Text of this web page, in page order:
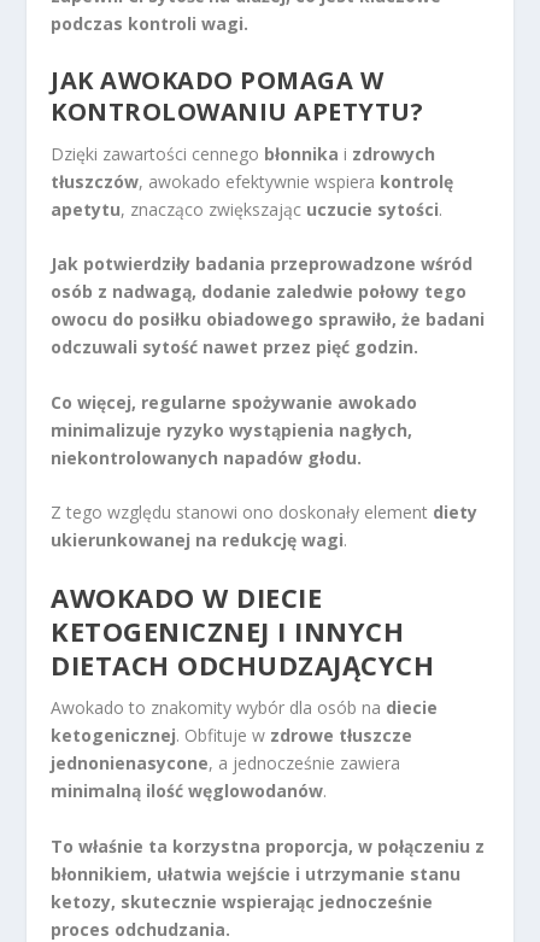
podczas kontroli wagi.
JAK AWOKADO POMAGA W
KONTROLOWANIU APETYTU?
Dzięki zawartości cennego błonnika i zdrowych
tłuszczów, awokado efektywnie wspiera kontrolę
apetytu, znacząco zwiększając uczucie sytości.
Jak potwierdziły badania przeprowadzone wśród
osób z nadwagą, dodanie zaledwie połowy tego
owocu do posiłku obiadowego sprawiło, że badani
odczuwali sytość nawet przez pięć godzin.
Co więcej, regularne spożywanie awokado
minimalizuje ryzyko wystąpienia nagłych,
niekontrolowanych napadów głodu.
Z tego względu stanowi ono doskonały element diety
ukierunkowanej na redukcję wagi.
AWOKADO W DIECIE
KETOGENICZNEJ I INNYCH
DIETACH ODCHUDZAJĄCYCH
Awokado to znakomity wybór dla osób na diecie
ketogenicznej. Obfituje w zdrowe tłuszcze
jednonienasycone, a jednocześnie zawiera
minimalną ilość węglowodanów.
To właśnie ta korzystna proporcja, w połączeniu z
błonnikiem, ułatwia wejście i utrzymanie stanu
ketozy, skutecznie wspierając jednocześnie
proces odchudzania.